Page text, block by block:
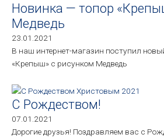
Новинка — топор
Медведь
23.01.2021
В наш интернет-магазин поступил
«Крепыш» с рисунком Медведь
С Рождеством!
07.01.2021
Дорогие друзья! Поздравляем вас с